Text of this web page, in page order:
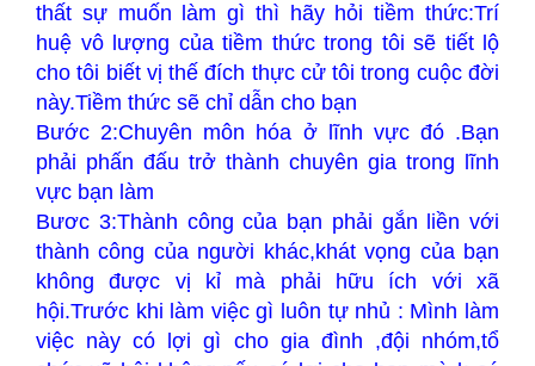
thất sự muốn làm gì thì hãy hỏi tiềm thức:Trí
huệ vô lượng của tiềm thức trong tôi sẽ tiết lộ
cho tôi biết vị thế đích thực cử tôi trong cuộc đời
này.Tiềm thức sẽ chỉ dẫn cho bạn
Bước 2:Chuyên môn hóa ở lĩnh vực đó .Bạn
phải phấn đấu trở thành chuyên gia trong lĩnh
vực bạn làm
Bươc 3:Thành công của bạn phải gắn liền với
thành công của người khác,khát vọng của bạn
không được vị kỉ mà phải hữu ích với xã
hội.Trước khi làm việc gì luôn tự nhủ : Mình làm
việc này có lợi gì cho gia đình ,đội nhóm,tổ